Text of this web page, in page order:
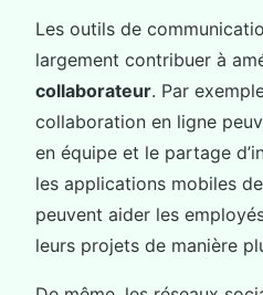
Les outils de
largement contribuer à
collaborateur. Par
collaboration en ligne
en équipe et le partage
les applications mobiles
peuvent aider les
leurs projets de manière